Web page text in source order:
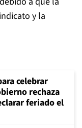
y la
celebrar
rechaza
feriado el